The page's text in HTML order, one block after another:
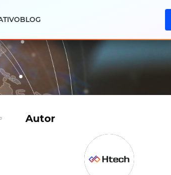
BLOG
Autor